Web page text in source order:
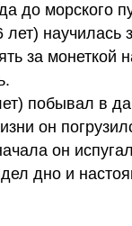
до морского
научилась
за монеткой
побывал в
он
он
дно и